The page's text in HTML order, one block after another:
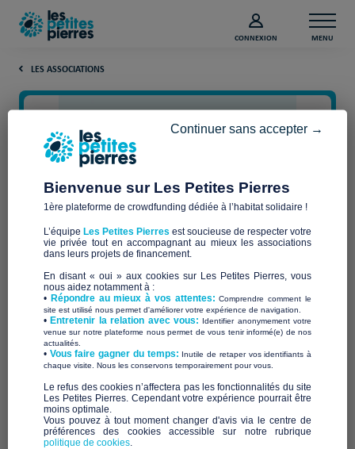
CONNEXION MENU
LES ASSOCIATIONS
ISSUE membre de Gammes
Qui sommes-nous ?
Description à venir
Notre mission et nos
engagements
À venir
Bienvenue sur Les Petites Pierres
1ère plateforme de crowdfunding dédiée à l’habitat solidaire !
L’équipe Les Petites Pierres est soucieuse de respecter votre
vie privée tout en accompagnant au mieux les associations
dans leurs projets de financement.
En disant « oui » aux cookies sur Les Petites Pierres, vous
nous aidez notamment à :
• Répondre au mieux à vos attentes:Comprendre comment le
site est utilisé nous permet d'améliorer votre expérience de navigation.
•Entretenir la relation avec vous: Identifier anonymement votre
venue sur notre plateforme nous permet de vous tenir informé(e) de nos
actualités.
​• Vous faire gagner du temps: Inutile de retaper vos identifiants à
chaque visite. Nous les conservons temporairement pour vous.
​Le refus des cookies n’affectera pas les fonctionnalités du site
Les Petites Pierres. Cependant votre expérience pourrait être
moins optimale.​
Vous pouvez à tout moment changer d'avis via le centre de
préférences des cookies accessible sur notre rubrique
politique de cookies
Continuer sans accepter →